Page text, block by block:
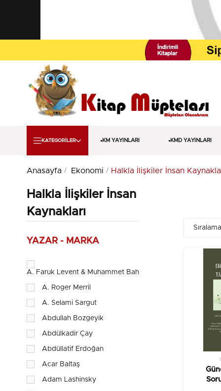
KATEGORİLER KM YAYINLARI KMD YAYINLARI
Anasayfa Ekonomi Halkla İlişkiler İnsan
Halkla İlişkiler İnsan
Kaynakları
YAZAR - MARKA
A. Faruk Levent & Muhammet Bahadır
A. Roger Merril
A. Selami Sargut
Abdullah Bozgeyik
Abdülkadir Çay
Abdüllatif Erdoğan
Acar Baltaş
Adam Lashinsky